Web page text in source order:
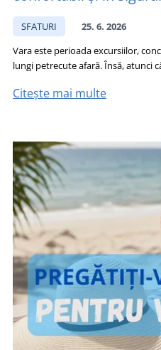
SFATURI
25. 6. 2026
Vara este perioada excursiilor,
lungi petrecute afară. Însă, atunci
Citește mai multe